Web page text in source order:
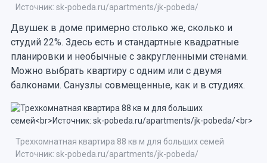
Источник: sk-pobeda.ru/apartments/jk-pobeda/
Двушек в доме примерно столько же, сколько и
студий 22%. Здесь есть и стандартные квадратные
планировки и необычные с закругленными стенами.
Можно выбрать квартиру с одним или с двумя
балконами. Санузлы совмещенные, как и в студиях.
Трехкомнатная квартира 88 кв м для больших семей
Источник: sk-pobeda.ru/apartments/jk-pobeda/